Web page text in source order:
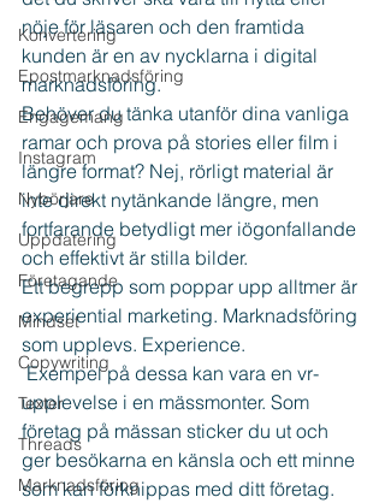
Konvertering
Epostmarknadsföring
Engagemang
Instagram
Nybörjare
Uppdatering
Företagande
Mindset
Copywriting
Texter
Threads
Marknadsföring
nöje för läsaren och den framtida
kunden är en av nycklarna i digital
marknadsföring.
Behöver du tänka utanför dina vanliga
ramar och prova på stories eller film i
längre format? Nej, rörligt material är
inte direkt nytänkande längre, men
fortfarande betydligt mer iögonfallande
och effektivt är stilla bilder.
Ett begrepp som poppar upp alltmer är
experiential marketing. Marknadsföring
som upplevs. Experience.
Exempel på dessa kan vara en vr-
upplevelse i en mässmonter. Som
företag på mässan sticker du ut och
ger besökarna en känsla och ett minne
som kan förknippas med ditt företag.